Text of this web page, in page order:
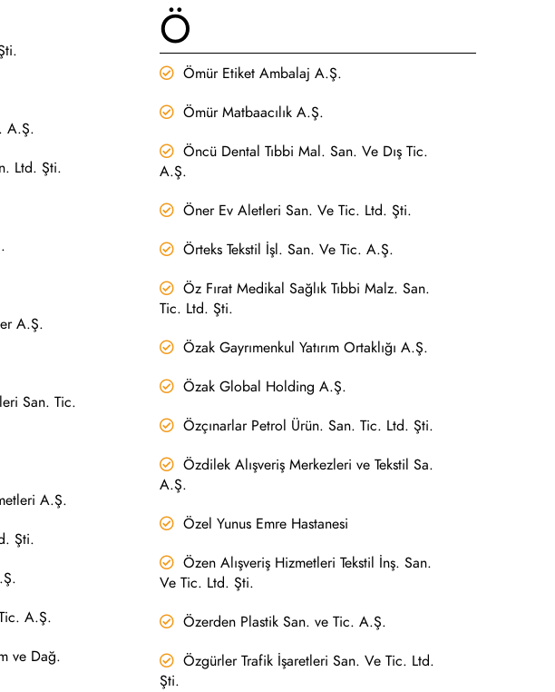
A.Ş.
Ltd. Şti.
A.Ş.
San. Tic.
A.Ş.
Şti.
A.Ş.
ve Dağ.
Ö
Ömür Etiket Ambalaj A.Ş.
Ömür Matbaacılık A.Ş.
Öncü Dental Tıbbi Mal. San. Ve Dış Tic.
A.Ş.
Öner Ev Aletleri San. Ve Tic. Ltd. Şti.
Örteks Tekstil İşl. San. Ve Tic. A.Ş.
Öz Fırat Medikal Sağlık Tıbbi Malz. San.
Tic. Ltd. Şti.
Özak Gayrımenkul Yatırım Ortaklığı A.Ş.
Özak Global Holding A.Ş.
Özçınarlar Petrol Ürün. San. Tic. Ltd. Şti.
Özdilek Alışveriş Merkezleri ve Tekstil Sa.
A.Ş.
Özel Yunus Emre Hastanesi
Özen Alışveriş Hizmetleri Tekstil İnş. San.
Ve Tic. Ltd. Şti.
Özerden Plastik San. ve Tic. A.Ş.
Özgürler Trafik İşaretleri San. Ve Tic. Ltd.
Şti.